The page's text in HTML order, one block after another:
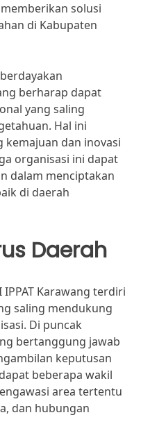
solusi
di Kabupaten
berharap dapat
yang saling
Hal ini
dan inovasi
organisasi ini dapat
dalam menciptakan
di daerah
Daerah
Karawang terdiri
saling mendukung
Di puncak
bertanggung jawab
keputusan
beberapa wakil
area tertentu
dan hubungan